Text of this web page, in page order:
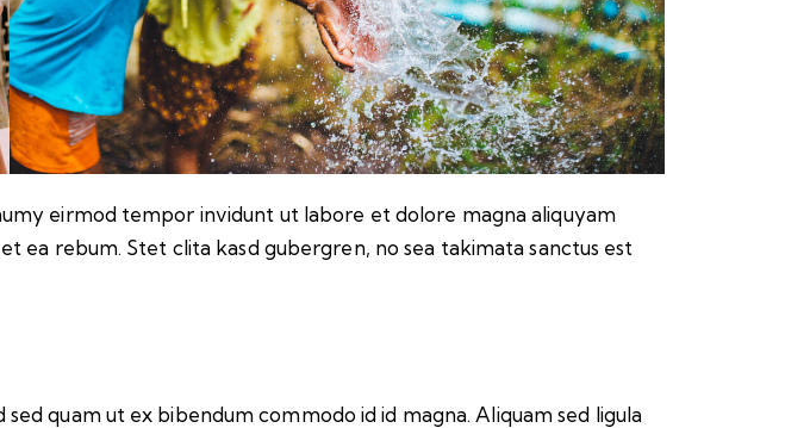
eirmod tempor invidunt ut labore et dolore magna aliquyam
ea rebum. Stet clita kasd gubergren, no sea takimata sanctus est
quam ut ex bibendum commodo id id magna. Aliquam sed ligula